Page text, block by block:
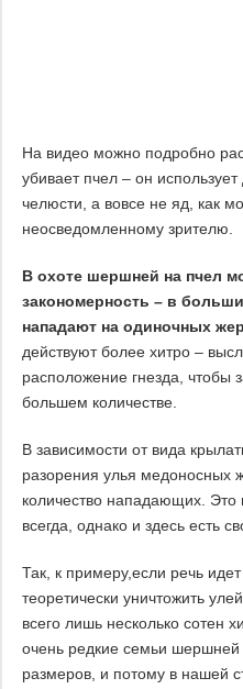
На видео можно подробно
убивает пчел – он
челюсти, а вовсе не яд, как
неосведомленному зрителю.
В охоте шершней на пчел
закономерность – в
нападают на одиночных
действуют более хитро –
расположение гнезда, чтобы
большем количестве.
В зависимости от вида
разорения улья медоносных
количество нападающих. Это
всегда, однако и здесь есть
Так, к примеру,если речь
теоретически уничтожить
всего лишь несколько сотен
очень редкие семьи шершней
размеров, и потому в нашей